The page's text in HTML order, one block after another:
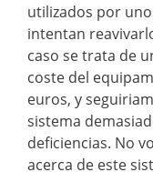
utilizados por
intentan
caso se trata de
coste del
euros, y
sistema
deficiencias. No
acerca de este